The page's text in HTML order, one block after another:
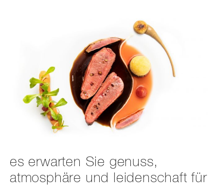
es erwarten Sie genuss,
atmosphäre und leidenschaft für